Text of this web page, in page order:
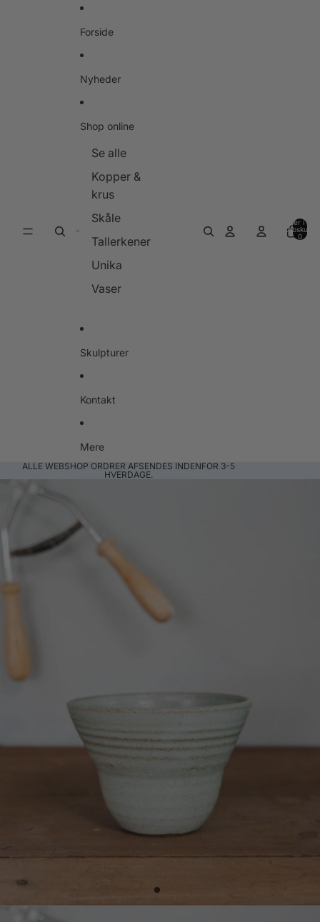
Forside
Nyheder
Shop online
Se alle
Kopper &
krus
Skåle
Tallerkener
Unika
Vaser
Skulpturer
Kontakt
Mere
Varer i alt i
0
ALLE WEBSHOP ORDRER AFSENDES INDENFOR 3-5
HVERDAGE.
Gå til produktoplysninger